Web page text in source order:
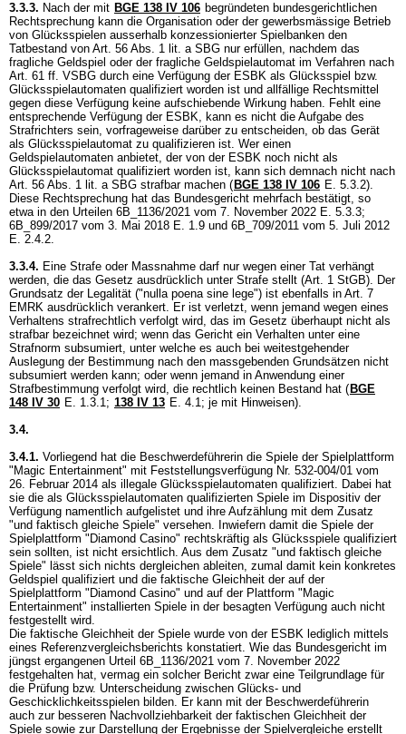
3.3.3. Nach der mit BGE 138 IV 106 begründeten bundesgerichtlichen
Rechtsprechung kann die Organisation oder der gewerbsmässige Betrieb
von Glücksspielen ausserhalb konzessionierter Spielbanken den
Tatbestand von Art. 56 Abs. 1 lit. a SBG nur erfüllen, nachdem das
fragliche Geldspiel oder der fragliche Geldspielautomat im Verfahren nach
Art. 61 ff. VSBG durch eine Verfügung der ESBK als Glücksspiel bzw.
Glücksspielautomaten qualifiziert worden ist und allfällige Rechtsmittel
gegen diese Verfügung keine aufschiebende Wirkung haben. Fehlt eine
entsprechende Verfügung der ESBK, kann es nicht die Aufgabe des
Strafrichters sein, vorfrageweise darüber zu entscheiden, ob das Gerät
als Glücksspielautomat zu qualifizieren ist. Wer einen
Geldspielautomaten anbietet, der von der ESBK noch nicht als
Glücksspielautomat qualifiziert worden ist, kann sich demnach nicht nach
Art. 56 Abs. 1 lit. a SBG strafbar machen ( BGE 138 IV 106 E. 5.3.2).
Diese Rechtsprechung hat das Bundesgericht mehrfach bestätigt, so
etwa in den Urteilen 6B_1136/2021 vom 7. November 2022 E. 5.3.3;
6B_899/2017 vom 3. Mai 2018 E. 1.9 und 6B_709/2011 vom 5. Juli 2012
E. 2.4.2.
3.3.4. Eine Strafe oder Massnahme darf nur wegen einer Tat verhängt
werden, die das Gesetz ausdrücklich unter Strafe stellt (Art. 1 StGB). Der
Grundsatz der Legalität ("nulla poena sine lege") ist ebenfalls in Art. 7
EMRK ausdrücklich verankert. Er ist verletzt, wenn jemand wegen eines
Verhaltens strafrechtlich verfolgt wird, das im Gesetz überhaupt nicht als
strafbar bezeichnet wird; wenn das Gericht ein Verhalten unter eine
Strafnorm subsumiert, unter welche es auch bei weitestgehender
Auslegung der Bestimmung nach den massgebenden Grundsätzen nicht
subsumiert werden kann; oder wenn jemand in Anwendung einer
Strafbestimmung verfolgt wird, die rechtlich keinen Bestand hat ( BGE
148 IV 30 E. 1.3.1; 138 IV 13 E. 4.1; je mit Hinweisen).
3.4.
3.4.1. Vorliegend hat die Beschwerdeführerin die Spiele der Spielplattform
"Magic Entertainment" mit Feststellungsverfügung Nr. 532-004/01 vom
26. Februar 2014 als illegale Glücksspielautomaten qualifiziert. Dabei hat
sie die als Glücksspielautomaten qualifizierten Spiele im Dispositiv der
Verfügung namentlich aufgelistet und ihre Aufzählung mit dem Zusatz
"und faktisch gleiche Spiele" versehen. Inwiefern damit die Spiele der
Spielplattform "Diamond Casino" rechtskräftig als Glücksspiele qualifiziert
sein sollten, ist nicht ersichtlich. Aus dem Zusatz "und faktisch gleiche
Spiele" lässt sich nichts dergleichen ableiten, zumal damit kein konkretes
Geldspiel qualifiziert und die faktische Gleichheit der auf der
Spielplattform "Diamond Casino" und auf der Plattform "Magic
Entertainment" installierten Spiele in der besagten Verfügung auch nicht
festgestellt wird.
Die faktische Gleichheit der Spiele wurde von der ESBK lediglich mittels
eines Referenzvergleichsberichts konstatiert. Wie das Bundesgericht im
jüngst ergangenen Urteil 6B_1136/2021 vom 7. November 2022
festgehalten hat, vermag ein solcher Bericht zwar eine Teilgrundlage für
die Prüfung bzw. Unterscheidung zwischen Glücks- und
Geschicklichkeitsspielen bilden. Er kann mit der Beschwerdeführerin
auch zur besseren Nachvollziehbarkeit der faktischen Gleichheit der
Spiele sowie zur Darstellung der Ergebnisse der Spielvergleiche erstellt